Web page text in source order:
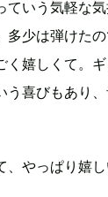
ていう気軽な
多少は弾けたの
く嬉しくて。
う喜びもあり
やっぱり嬉し